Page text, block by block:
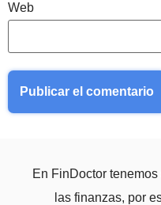
Web
En FinDoctor
las finanzas, por